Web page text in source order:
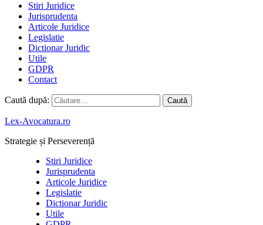
Stiri Juridice
Jurisprudenta
Articole Juridice
Legislatie
Dictionar Juridic
Utile
GDPR
Contact
Caută după:
Lex-Avocatura.ro
Strategie și Perseverență
Stiri Juridice
Jurisprudenta
Articole Juridice
Legislatie
Dictionar Juridic
Utile